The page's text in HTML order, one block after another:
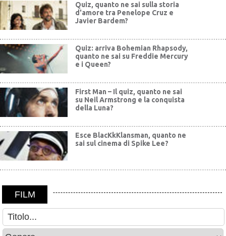
Quiz, quanto ne sai sulla storia
d'amore tra Penelope Cruz e
Javier Bardem?
Quiz: arriva Bohemian Rhapsody,
quanto ne sai su Freddie Mercury
e i Queen?
First Man – Il quiz, quanto ne sai
su Neil Armstrong e la conquista
della Luna?
Esce BlacKkKlansman, quanto ne
sai sul cinema di Spike Lee?